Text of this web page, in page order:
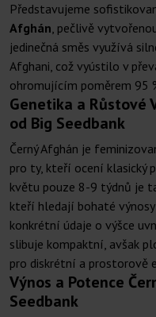
Představujeme
Afghán, pečlivě
jedinečná směs využívá
Afghani, což vyústilo v
ohromujícím poměrem 95
Genetika a Růstové
od Big Seedbank
Černý Afghán je
pro ty, kteří ocení klasický
květu pouze 8-9 týdnů je
kteří hledají bohaté
konkrétní údaje o výšce
slibuje kompaktní, avšak
pro diskrétní a prostorově
Výnos a Potence
Seedbank